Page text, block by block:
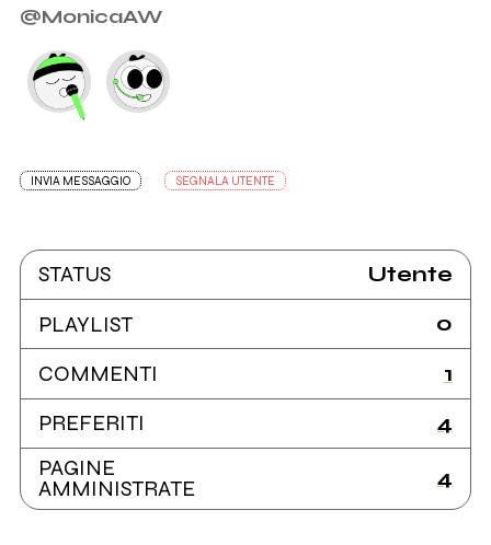
@MonicaAW
INVIA MESSAGGIO SEGNALA UTENTE
STATUS
Utente
PLAYLIST
0
COMMENTI
1
PREFERITI
4
PAGINE
AMMINISTRATE
4